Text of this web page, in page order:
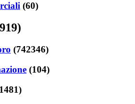
(60)
(742346)
(104)